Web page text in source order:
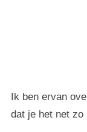
Ik ben ervan
dat je het net